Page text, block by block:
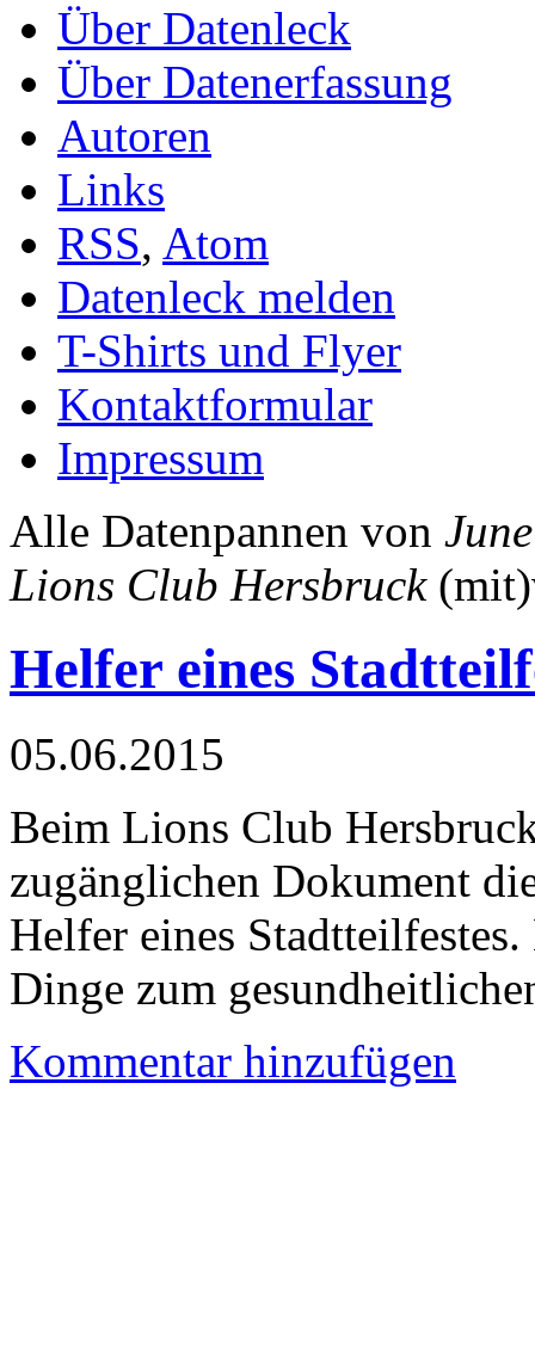
Über Datenleck
Über Datenerfassung
Autoren
Links
RSS, Atom
Datenleck melden
T-Shirts und Flyer
Kontaktformular
Impressum
Alle Datenpannen von
Lions Club Hersbruck
Helfer eines
05.06.2015
Beim Lions Club
zugänglichen Dokument
Helfer eines
Dinge zum
Kommentar hinzufügen